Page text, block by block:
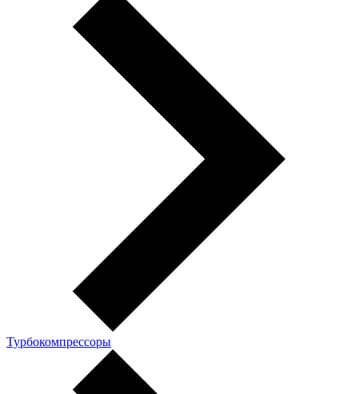
Турбокомпрессоры